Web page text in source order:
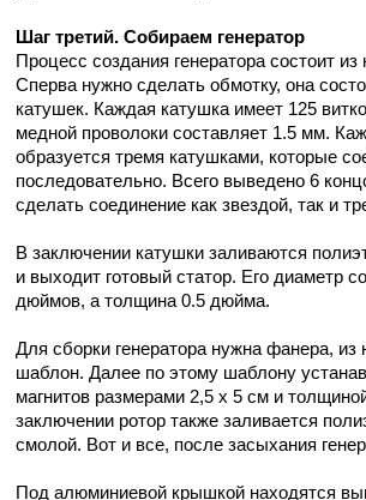
Шаг третий. Собираем генератор
Процесс создания генератора состоит из
Сперва нужно сделать обмотку, она
катушек. Каждая катушка имеет 125
медной проволоки составляет 1.5 мм.
образуется тремя катушками, которые
последовательно. Всего выведено 6
сделать соединение как звездой, так и
В заключении катушки заливаются
и выходит готовый статор. Его диаметр
дюймов, а толщина 0.5 дюйма.
Для сборки генератора нужна фанера, из
шаблон. Далее по этому шаблону
магнитов размерами 2,5 х 5 см и
заключении ротор также заливается
смолой. Вот и все, после засыхания
Под алюминиевой крышкой находятся